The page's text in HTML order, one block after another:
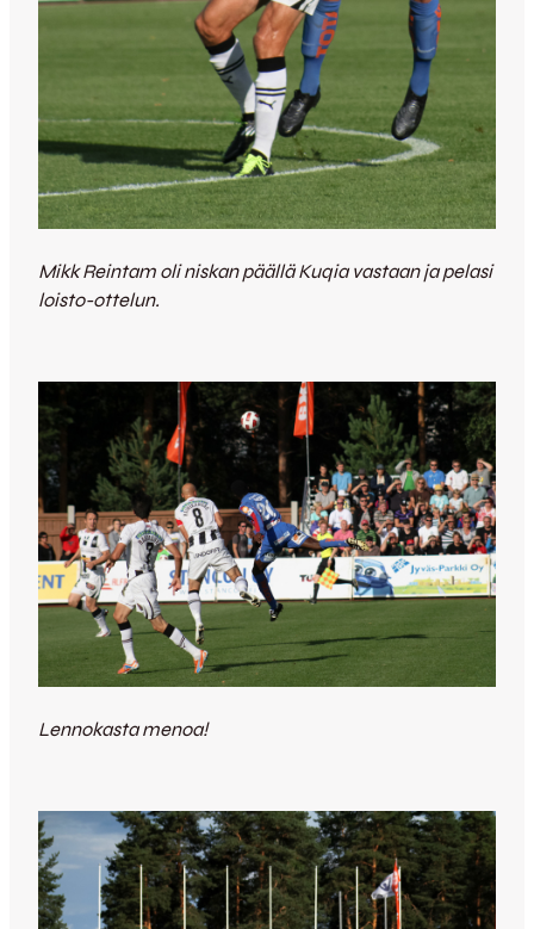
Mikk Reintam oli niskan päällä Kuqia vastaan ja pelasi
loisto-ottelun.
Lennokasta menoa!